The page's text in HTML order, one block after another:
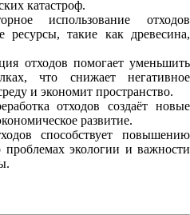
катастроф.
использование отходов
ресурсы, такие как древесина,
отходов помогает уменьшить
что снижает негативное
и экономит пространство.
отходов создаёт новые
развитие.
способствует повышению
проблемах экологии и важности